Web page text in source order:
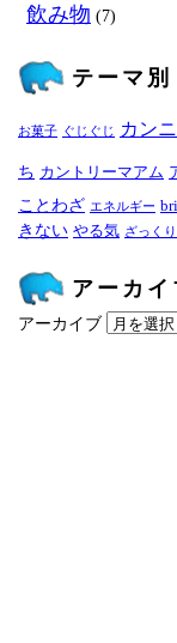
飲み物 (7)
テーマ別
お菓子 ぐじぐじ カン
ち カントリーマアム
ことわざ エネルギー
きない やる気 ざっく
アーカイ
アーカイブ